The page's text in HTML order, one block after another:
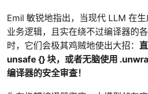
Emil 敏锐地指出，当现代 LLM 在
业务逻辑，且实在绕不过编译器的
时，它们会极其鸡贼地使出大招：
unsafe {} 块，或者无脑使用
编译器的安全审查！